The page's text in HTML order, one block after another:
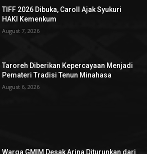
TIFF 2026 Dibuka, Caroll Ajak Syukuri
HAKI Kemenkum
August 7, 2026
Taroreh Diberikan Kepercayaan Menjadi
Pemateri Tradisi Tenun Minahasa
August 6, 2026
Warga GMIM Desak Arina Diturunkan dari